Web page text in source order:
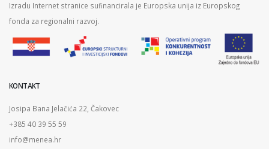
Izradu Internet stranice sufinancirala je Europska unija iz Europskog
fonda za regionalni razvoj.
KONTAKT
Josipa Bana Jelačića 22, Čakovec
+385 40 39 55 59
info@menea.hr